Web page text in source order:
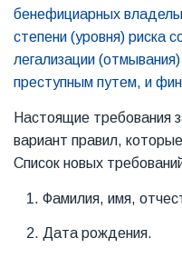
бенефициарных
степени (уровня) риска
легализации
преступным путем, и
Настоящие требования
вариант правил,
Список новых
Фамилия, имя,
Дата рождения.